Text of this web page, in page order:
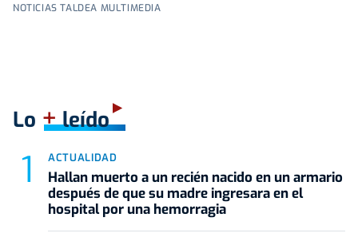
NOTICIAS TALDEA MULTIMEDIA
Lo +leído
ACTUALIDAD
Hallan muerto a un recién nacido en un armario
después de que su madre ingresara en el
hospital por una hemorragia